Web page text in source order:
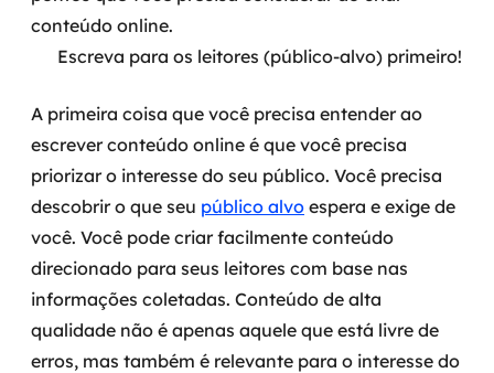
conteúdo online.
Escreva para os leitores (público-alvo) primeiro!
A primeira coisa que você precisa entender ao
escrever conteúdo online é que você precisa
priorizar o interesse do seu público. Você precisa
descobrir o que seu público alvo espera e exige de
você. Você pode criar facilmente conteúdo
direcionado para seus leitores com base nas
informações coletadas. Conteúdo de alta
qualidade não é apenas aquele que está livre de
erros, mas também é relevante para o interesse do